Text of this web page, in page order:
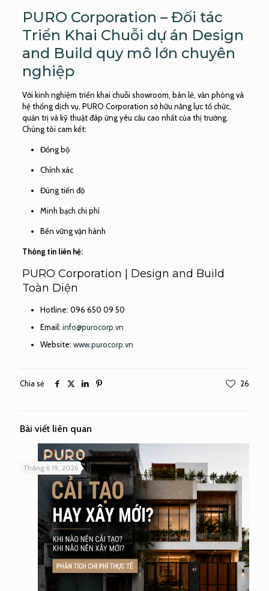
PURO Corporation – Đối tác
Triển Khai Chuỗi dự án Design
and Build quy mô lớn chuyên
nghiệp
Với kinh nghiệm triển khai chuỗi showroom, bán lẻ, văn phòng và
hệ thống dịch vụ, PURO Corporation sở hữu năng lực tổ chức,
quản trị và kỹ thuật đáp ứng yêu cầu cao nhất của thị trường.
Chúng tôi cam kết:
Đồng bộ
Chính xác
Đúng tiến độ
Minh bạch chi phí
Bền vững vận hành
Thông tin liên hệ:
PURO Corporation | Design and Build
Toàn Diện
Hotline: 096 650 09 50
Email: info@purocorp.vn
Website: www.purocorp.vn
Chia sẻ 26
Bài viết liên quan
Tháng 6 19, 2026